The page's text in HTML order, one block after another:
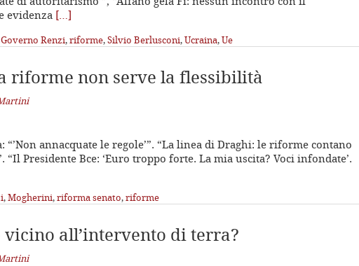
evidenza […]
Governo Renzi,riforme,Silvio Berlusconi,Ucraina,Ue
riforme non serve la flessibilità
“’Non annacquate le regole’”. “La linea di Draghi: le riforme contano
Presidente Bce: ‘Euro troppo forte. La mia uscita? Voci infondate’.
,Mogherini,riforma senato,riforme
vicino all’intervento di terra?